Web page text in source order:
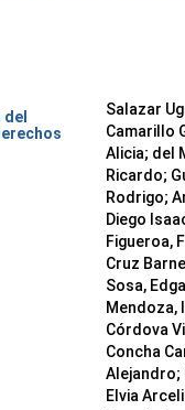
Salazar
Camarillo
Alicia; del
Ricardo;
Rodrigo;
Diego
Figueroa,
Cruz
Sosa,
Mendoza,
Córdova
Concha
Alejandro;
Elvia